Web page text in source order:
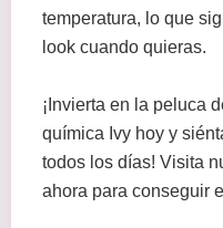
temperatura, lo que
look cuando quieras.
¡Invierta en la peluca
química Ivy hoy y
todos los días! Visita
ahora para conseguir